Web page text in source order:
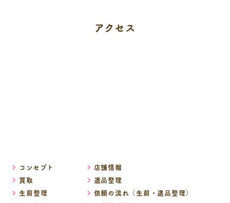
アクセス
コンセプト
店舗情報
買取
遺品整理
生前整理
依頼の流れ（生前・遺品整理）